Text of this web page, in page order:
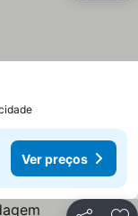
Ver preços